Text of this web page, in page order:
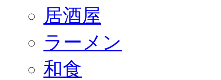
居酒屋
ラーメン
和食